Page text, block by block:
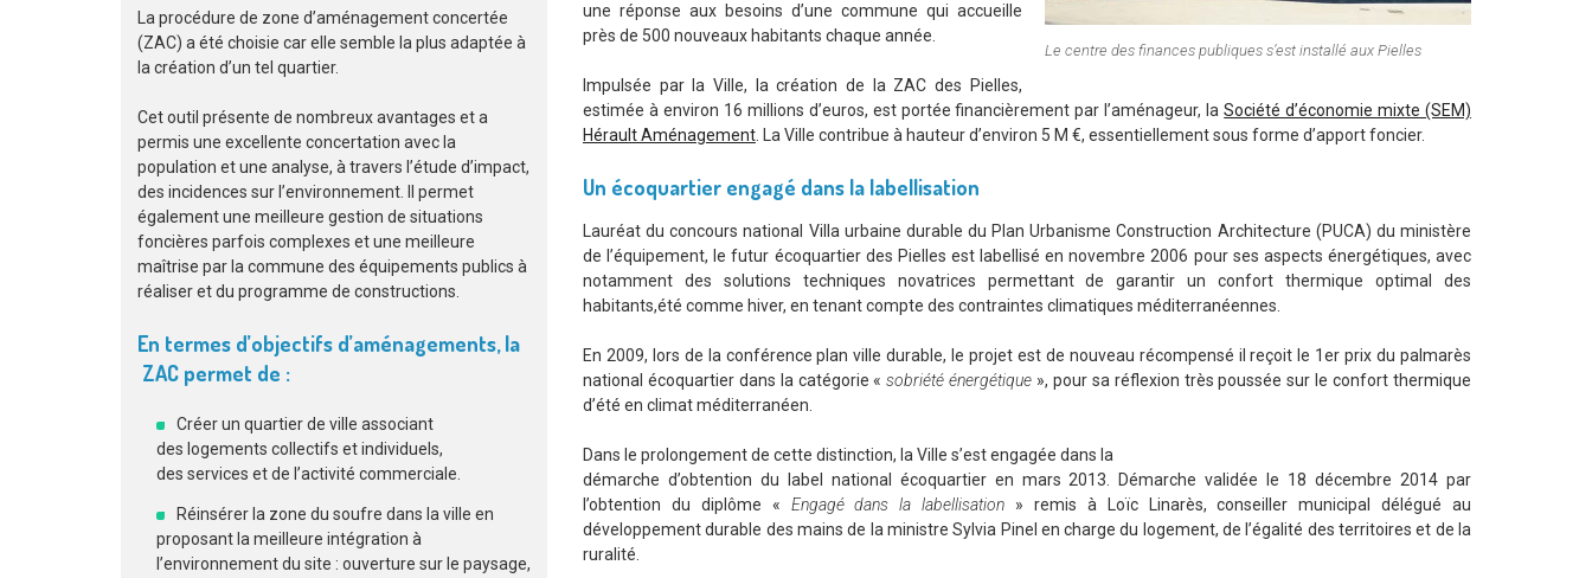
Le centre des finances publiques s’est installé aux Pielles
une réponse aux besoins d’une commune qui accueille
près de 500 nouveaux habitants chaque année.
Impulsée par la Ville, la création de la ZAC des Pielles,
estimée à environ 16 millions d’euros, est portée financièrement par l’aménageur, laSociété d’économie mixte (SEM)
Hérault Aménagement. La Ville contribue à hauteur d’environ 5 M €, essentiellement sous forme d’apport foncier.
Un écoquartier engagé dans la labellisation
Lauréat du concours national Villa urbaine durable du Plan Urbanisme Construction Architecture (PUCA) du ministère
de l’équipement, le futur écoquartier des Pielles est labellisé en novembre 2006 pour ses aspects énergétiques, avec
notamment des solutions techniques novatrices permettant de garantir un confort thermique optimal des
habitants,été comme hiver, en tenant compte des contraintes climatiques méditerranéennes.
En 2009, lors de la conférence plan ville durable, le projet est de nouveau récompensé il reçoit le 1er prix du palmarès
national écoquartier dans la catégorie «sobriété énergétique », pour sa réflexion très poussée sur le confort thermique
d’été en climat méditerranéen.
Dans le prolongement de cette distinction, la Ville s’est engagée dans la
démarche d’obtention du label national écoquartier en mars 2013. Démarche validée le 18 décembre 2014 par
l’obtention du diplôme « Engagé dans la labellisation » remis à Loïc Linarès, conseiller municipal délégué au
développement durable des mains de la ministre Sylvia Pinel en charge du logement, de l’égalité des territoires et de la
ruralité.
La procédure de zone d’aménagement concertée
(ZAC) a été choisie car elle semble la plus adaptée à
la création d’un tel quartier.
Cet outil présente de nombreux avantages et a
permis une excellente concertation avec la
population et une analyse, à travers l’étude d’impact,
des incidences sur l’environnement. Il permet
également une meilleure gestion de situations
foncières parfois complexes et une meilleure
maîtrise par la commune des équipements publics à
réaliser et du programme de constructions.
En termes d’objectifs d’aménagements, la
ZAC permet de :
Créer un quartier de ville associant
des logements collectifs et individuels,
des services et de l’activité commerciale.
Réinsérer la zone du soufre dans la ville en
proposant la meilleure intégration à
l’environnement du site : ouverture sur le paysage,